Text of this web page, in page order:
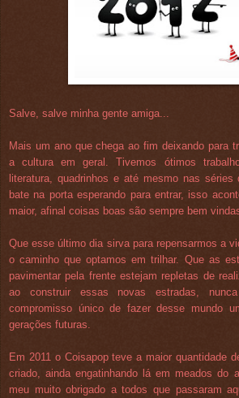
Salve, salve minha gente amiga...
Mais um ano que chega ao fim deixando para
a cultura em geral. Tivemos ótimos
literatura, quadrinhos e até mesmo nas
bate na porta esperando para entrar, isso
maior, afinal coisas boas são sempre bem
Que esse último dia sirva para repensarmos a
o caminho que optamos em trilhar. Que as
pavimentar pela frente estejam repletas de
ao construir essas novas estradas,
compromisso único de fazer desse mundo
gerações futuras.
Em 2011 o Coisapop teve a maior quantidade
criado, ainda engatinhando lá em meados do
meu muito obrigado a todos que passaram